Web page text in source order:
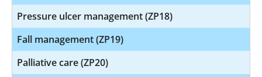
Pressure ulcer management (ZP18)
Fall management (ZP19)
Palliative care (ZP20)